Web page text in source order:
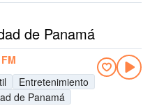
de Panamá
Entretenimiento
de Panamá